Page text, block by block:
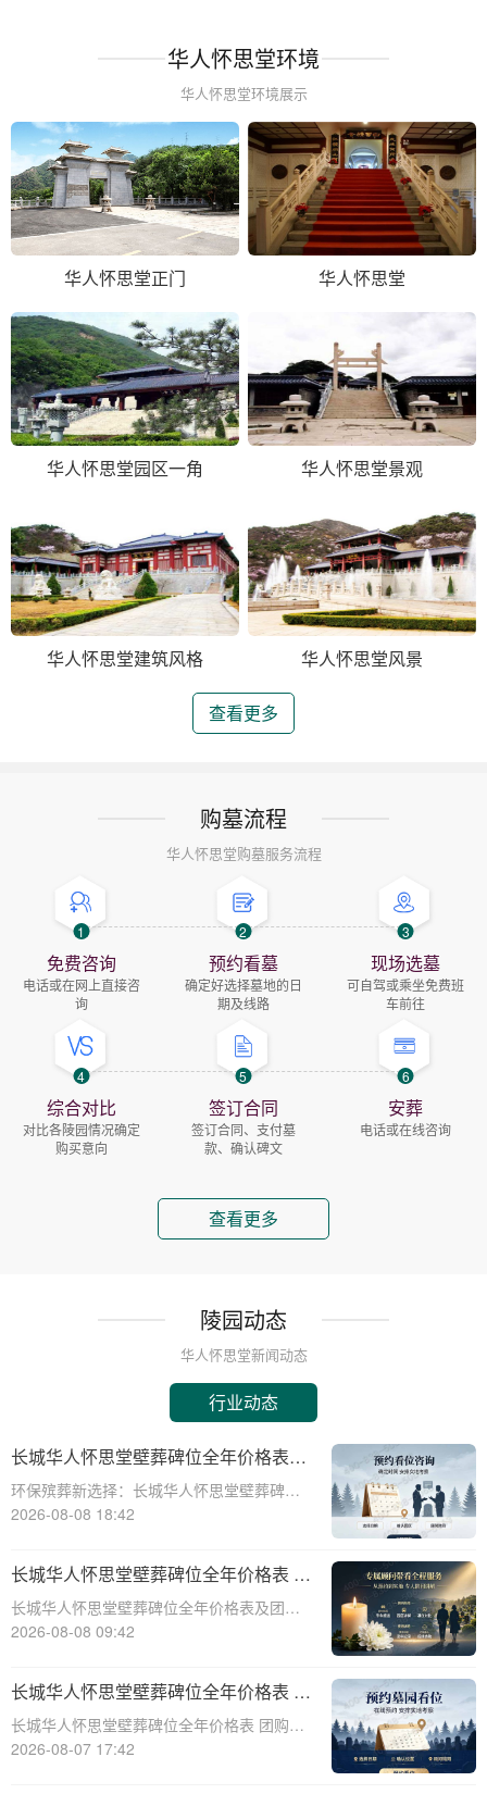
华人怀思堂环境
华人怀思堂环境展示
华人怀思堂正门 华人怀思堂
华人怀思堂园区一角 华人怀思堂景观
华人怀思堂建筑风格 华人怀思堂风景
查看更多
购墓流程
华人怀思堂购墓服务流程
1
免费咨询
电话或在网上直接咨
询
2
预约看墓
确定好选择墓地的日
期及线路
3
现场选墓
可自驾或乘坐免费班
车前往
4
综合对比
对比各陵园情况确定
购买意向
5
签订合同
签订合同、支付墓
款、确认碑文
6
安葬
电话或在线咨询
查看更多
陵园动态
华人怀思堂新闻动态
行业动态
长城华人怀思堂壁葬碑位全年价格表及
团购专属折扣福利详解
环保殡葬新选择：长城华人怀思堂壁葬碑位
价格及团购福利全解析☎ 华人怀思堂电
日益细致，壁葬作为一种绿色、节地的殡葬
方式逐渐走进大众视野。长城华人怀思
2026-08-08 18:42
长城华人怀思堂壁葬碑位全年价格表 团
购享专属折扣福利详解
长城华人怀思堂壁葬碑位全年价格表及团购
专属折扣福利详解☎ 华人怀思堂电话:400-
变，越来越多的人开始选择壁葬作为一种环
保、节约土地的殡葬方式。长城华人怀
2026-08-08 09:42
长城华人怀思堂壁葬碑位全年价格表 团
购享专属折扣福利详解
长城华人怀思堂壁葬碑位全年价格表 团购享
专属折扣福利详解☎ 华人怀思堂电话:400-
2026-08-07 17:42